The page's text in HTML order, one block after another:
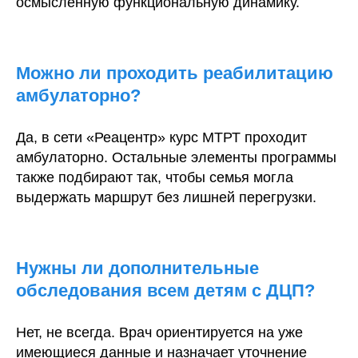
Можно ли проходить реабилитацию
амбулаторно?
Да, в сети «Реацентр» курс МТРТ проходит
амбулаторно. Остальные элементы программы
также подбирают так, чтобы семья могла
выдержать маршрут без лишней перегрузки.
Нужны ли дополнительные
обследования всем детям с ДЦП?
Нет, не всегда. Врач ориентируется на уже
имеющиеся данные и назначает уточнение